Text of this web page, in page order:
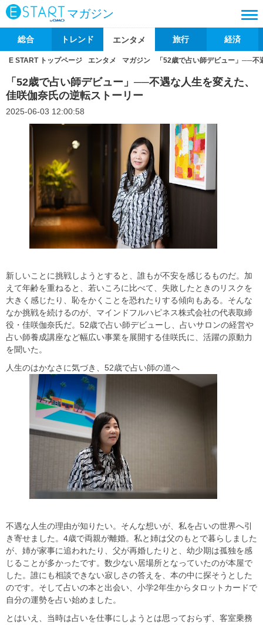
マガジン
総合 トレンド エンタメ 旅行 経済
E START トップページ エンタメ マガジン 「52歳で占い師デビュー」──
「52歳で占い師デビュー」──不遇な人生を変えた、
佳咲伽奈氏の逆転ストーリー
2025-06-03 12:00:58
新しいことに挑戦しようとすると、誰もが不安を感じるものだ。加
えて年齢を重ねると、若いころに比べて、失敗したときのリスクを
大きく感じたり、恥をかくことを恐れたりする傾向もある。そんな
なか挑戦を続けるのが、マインドフルハピネス株式会社の代表取締
役・佳咲伽奈氏だ。52歳で占い師デビューし、占いサロンの経営や
占い師養成講座など幅広い事業を展開する佳咲氏に、活躍の原動力
を聞いた。
人生のはかなさに気づき、52歳で占い師の道へ
不遇な人生の理由が知りたい。そんな想いが、私を占いの世界へ引
き寄せました。4歳で両親が離婚。私と姉は父のもとで暮らしました
が、姉が家事に追われたり、父が再婚したりと、幼少期は孤独を感
じることが多かったです。数少ない居場所となっていたのが本屋で
した。誰にも相談できない寂しさの答えを、本の中に探そうとした
のです。そして占いの本と出会い、小学2年生からタロットカードで
自分の運勢を占い始めました。
とはいえ、当時は占いを仕事にしようとは思っておらず、客室乗務